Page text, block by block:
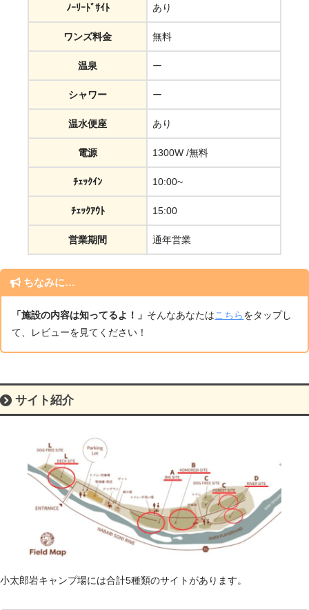
ﾉｰﾘｰﾄﾞｻｲﾄ あり
ワンズ料金 無料
温泉 ー
シャワー ー
温水便座 あり
電源 1300W /無料
ﾁｪｯｸｲﾝ 10:00~
ﾁｪｯｸｱｳﾄ 15:00
営業期間 通年営業
ちなみに…
「施設の内容は知ってるよ！」 そんなあなたはこちらをタップし
て、レビューを見てください！
サイト紹介
小太郎岩キャンプ場には合計5種類のサイトがあります。